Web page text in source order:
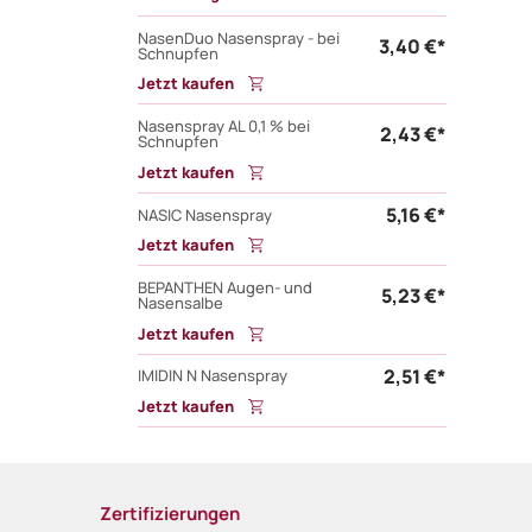
NasenDuo Nasenspray - bei
Schnupfen 3,40 €*
Jetzt kaufen
Nasenspray AL 0,1 % bei
Schnupfen 2,43 €*
Jetzt kaufen
NASIC Nasenspray
5,16 €*
Jetzt kaufen
BEPANTHEN Augen- und
Nasensalbe 5,23 €*
Jetzt kaufen
IMIDIN N Nasenspray
2,51 €*
Jetzt kaufen
Zertifizierungen